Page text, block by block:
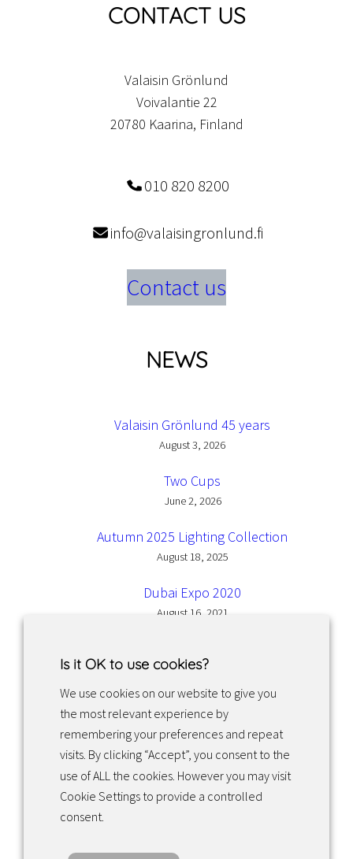
CONTACT US
Valaisin Grönlund
Voivalantie 22
20780 Kaarina, Finland
010 820 8200
info@valaisingronlund.fi
Contact us
NEWS
Valaisin Grönlund 45 years
August 3, 2026
Two Cups
June 2, 2026
Autumn 2025 Lighting Collection
August 18, 2025
Dubai Expo 2020
August 16, 2021
Facebook InstagramLinkedIn
Returns & exchanges
Is it OK to use cookies?
We use cookies on our website to give you
the most relevant experience by
remembering your preferences and repeat
visits. By clicking “Accept”, you consent to the
use of ALL the cookies. However you may visit
Cookie Settings to provide a controlled
consent.